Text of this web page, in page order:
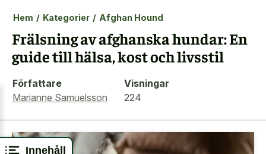
Innehåll
Hem / Kategorier / Afghan Hound
Frälsning av afghanska hundar: En
guide till hälsa, kost och livsstil
Författare
Marianne Samuelsson
Visningar
224